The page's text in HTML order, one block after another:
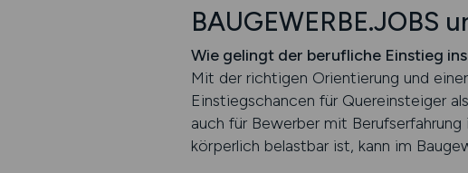
BAUGEWERBE.JOBS
Wie gelingt der berufliche Einstieg
Mit der richtigen Orientierung und
Einstiegschancen für Quereinsteiger
auch für Bewerber mit
körperlich belastbar ist, kann im